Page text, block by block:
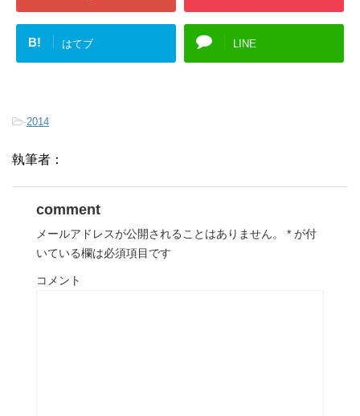
B! はてブ LINE
-2014
執筆者：
comment
メールアドレスが公開されることはありません。 * が付
いている欄は必須項目です
コメント